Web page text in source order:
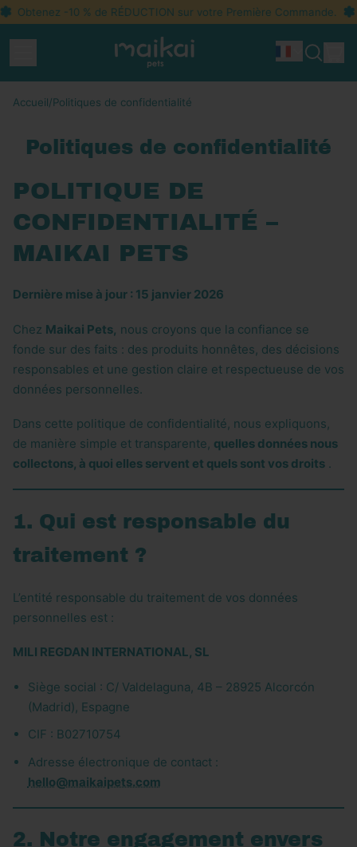
Obtenez -10 % de RÉDUCTION sur votre Première Commande.
Idioma
Accueil/Politiques de confidentialité
Politiques de confidentialité
POLITIQUE DE
CONFIDENTIALITÉ –
MAIKAI PETS
Dernière mise à jour : 15 janvier 2026
Chez Maikai Pets, nous croyons que la confiance se
fonde sur des faits : des produits honnêtes, des décisions
responsables et une gestion claire et respectueuse de vos
données personnelles.
Dans cette politique de confidentialité, nous expliquons,
de manière simple et transparente, quelles données nous
collectons, à quoi elles servent et quels sont vos droits .
1. Qui est responsable du
traitement ?
L’entité responsable du traitement de vos données
personnelles est :
MILI REGDAN INTERNATIONAL, SL
Siège social : C/ Valdelaguna, 4B – 28925 Alcorcón
(Madrid), Espagne
CIF : B02710754
Adresse électronique de contact :
hello@maikaipets.com
2. Notre engagement envers